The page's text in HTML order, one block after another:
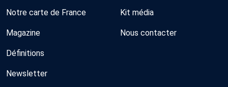
Notre carte de France
Magazine
Définitions
Newsletter
Kit média
Nous contacter